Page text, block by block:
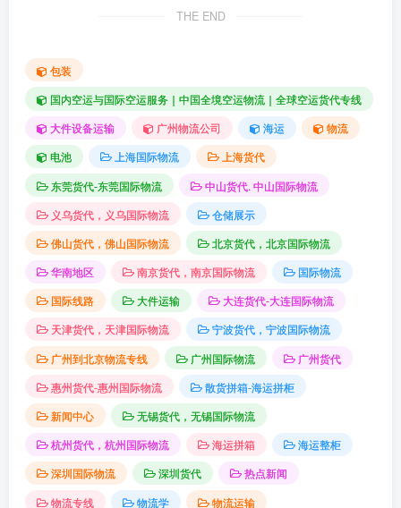
THE END
包装
国内空运与国际空运服务｜中国全境空运物流｜全球空运货代专线
大件设备运输
广州物流公司 海运
物流
电池
上海国际物流
上海货代
东莞货代-东莞国际物流
中山货代. 中山国际物流
义乌货代，义乌国际物流
仓储展示
佛山货代，佛山国际物流
北京货代，北京国际物流
华南地区
南京货代，南京国际物流
国际物流
国际线路
大件运输
大连货代-大连国际物流
天津货代，天津国际物流
宁波货代，宁波国际物流
广州到北京物流专线
广州国际物流
广州货代
惠州货代-惠州国际物流
散货拼箱-海运拼柜
新闻中心
无锡货代，无锡国际物流
杭州货代，杭州国际物流
海运拼箱
海运整柜
深圳国际物流
深圳货代
热点新闻
物流专线
物流学 物流运输